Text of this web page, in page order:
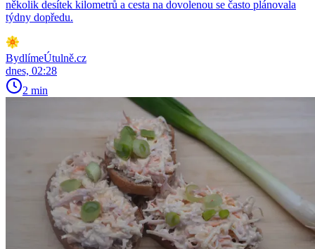
několik desítek kilometrů a cesta na dovolenou se často plánovala
týdny dopředu.
BydlímeÚtulně.cz
dnes, 02:28
2 min